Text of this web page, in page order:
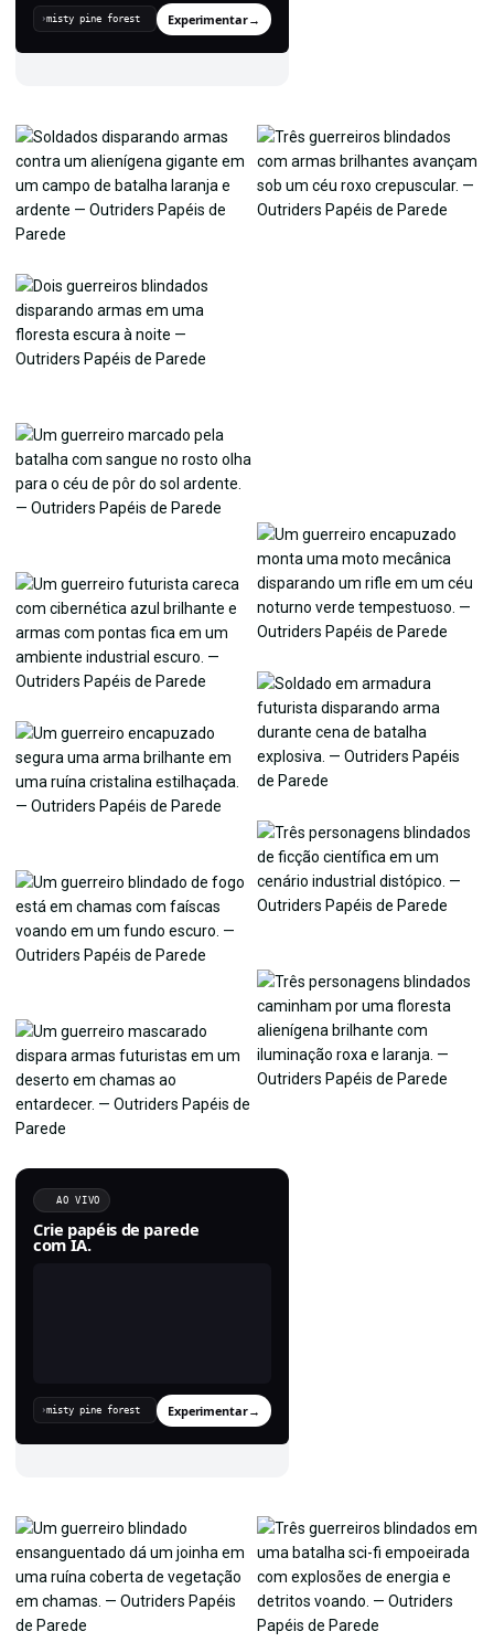
› Experimentar→
AO VIVO
Crie papéis de parede
com IA.
› Experimentar→